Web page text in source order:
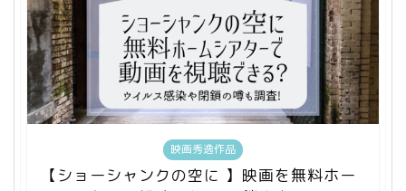
映画秀逸作品
【ショーシャンクの空に 】映画を無料ホー